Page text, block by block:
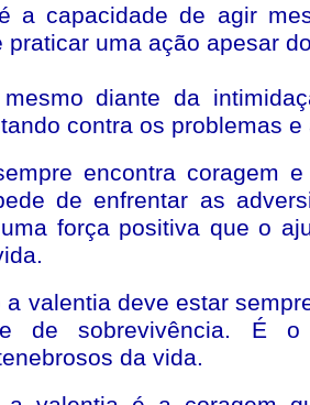
a capacidade de agir
praticar uma ação apesar
diante da
contra os problemas
encontra coragem
de enfrentar as
força positiva que o
a valentia deve estar
de sobrevivência. É
da vida.